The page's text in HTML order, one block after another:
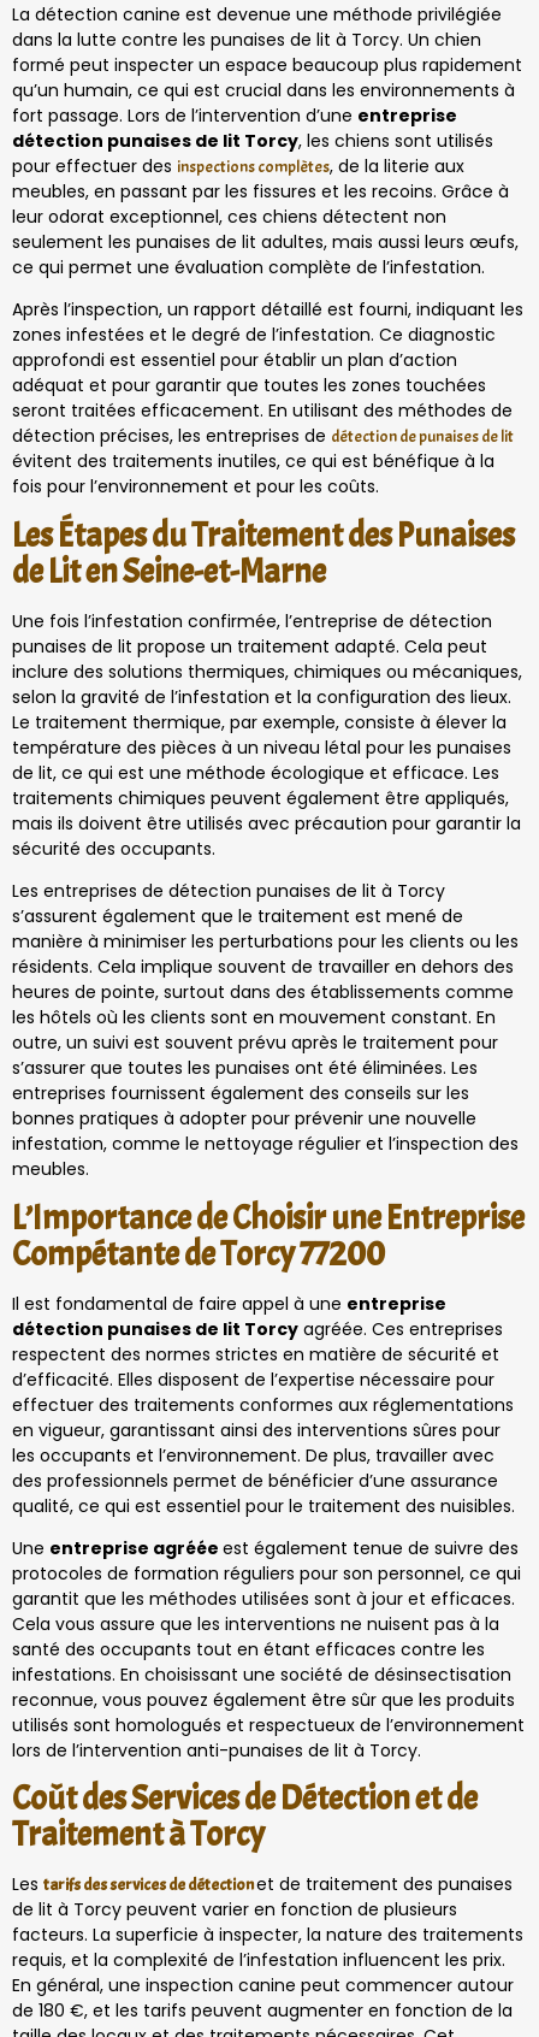
La détection canine est devenue une méthode privilégiée
dans la lutte contre les punaises de lit à Torcy. Un chien
formé peut inspecter un espace beaucoup plus rapidement
qu’un humain, ce qui est crucial dans les environnements à
fort passage. Lors de l’intervention d’une entreprise
détection punaises de lit Torcy, les chiens sont utilisés
pour effectuer des inspections complètes, de la literie aux
meubles, en passant par les fissures et les recoins. Grâce à
leur odorat exceptionnel, ces chiens détectent non
seulement les punaises de lit adultes, mais aussi leurs œufs,
ce qui permet une évaluation complète de l’infestation.
Après l’inspection, un rapport détaillé est fourni, indiquant les
zones infestées et le degré de l’infestation. Ce diagnostic
approfondi est essentiel pour établir un plan d’action
adéquat et pour garantir que toutes les zones touchées
seront traitées efficacement. En utilisant des méthodes de
détection précises, les entreprises de détection de punaises de lit
évitent des traitements inutiles, ce qui est bénéfique à la
fois pour l’environnement et pour les coûts.
Les Étapes du Traitement des Punaises
de Lit en Seine-et-Marne
Une fois l’infestation confirmée, l’entreprise de détection
punaises de lit propose un traitement adapté. Cela peut
inclure des solutions thermiques, chimiques ou mécaniques,
selon la gravité de l’infestation et la configuration des lieux.
Le traitement thermique, par exemple, consiste à élever la
température des pièces à un niveau létal pour les punaises
de lit, ce qui est une méthode écologique et efficace. Les
traitements chimiques peuvent également être appliqués,
mais ils doivent être utilisés avec précaution pour garantir la
sécurité des occupants.
Les entreprises de détection punaises de lit à Torcy
s’assurent également que le traitement est mené de
manière à minimiser les perturbations pour les clients ou les
résidents. Cela implique souvent de travailler en dehors des
heures de pointe, surtout dans des établissements comme
les hôtels où les clients sont en mouvement constant. En
outre, un suivi est souvent prévu après le traitement pour
s’assurer que toutes les punaises ont été éliminées. Les
entreprises fournissent également des conseils sur les
bonnes pratiques à adopter pour prévenir une nouvelle
infestation, comme le nettoyage régulier et l’inspection des
meubles.
L’Importance de Choisir une Entreprise
Compétante de Torcy 77200
Il est fondamental de faire appel à une entreprise
détection punaises de lit Torcy agréée. Ces entreprises
respectent des normes strictes en matière de sécurité et
d’efficacité. Elles disposent de l’expertise nécessaire pour
effectuer des traitements conformes aux réglementations
en vigueur, garantissant ainsi des interventions sûres pour
les occupants et l’environnement. De plus, travailler avec
des professionnels permet de bénéficier d’une assurance
qualité, ce qui est essentiel pour le traitement des nuisibles.
Une entreprise agréée est également tenue de suivre des
protocoles de formation réguliers pour son personnel, ce qui
garantit que les méthodes utilisées sont à jour et efficaces.
Cela vous assure que les interventions ne nuisent pas à la
santé des occupants tout en étant efficaces contre les
infestations. En choisissant une société de désinsectisation
reconnue, vous pouvez également être sûr que les produits
utilisés sont homologués et respectueux de l’environnement
lors de l’intervention anti-punaises de lit à Torcy.
Coût des Services de Détection et de
Traitement à Torcy
Les tarifs des services de détectionet de traitement des punaises
de lit à Torcy peuvent varier en fonction de plusieurs
facteurs. La superficie à inspecter, la nature des traitements
requis, et la complexité de l’infestation influencent les prix.
En général, une inspection canine peut commencer autour
de 180 €, et les tarifs peuvent augmenter en fonction de la